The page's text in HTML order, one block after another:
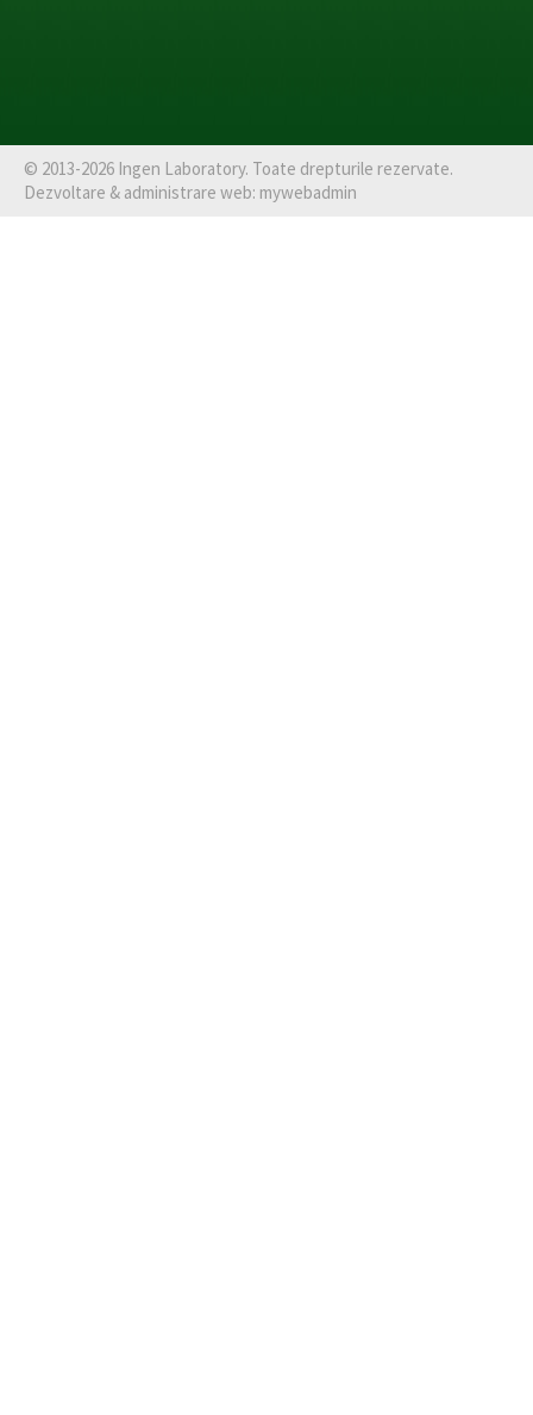
© 2013-2026 Ingen Laboratory. Toate drepturile rezervate.
Dezvoltare & administrare web: mywebadmin